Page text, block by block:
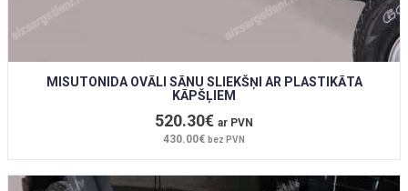
MISUTONIDA OVĀLI SĀNU SLIEKŠŅI AR PLASTIKĀTA
KĀPŠĻIEM
520.30€ ar PVN
430.00€ bez PVN